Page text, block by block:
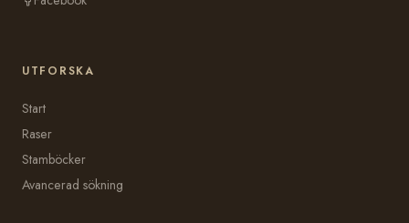
UTFORSKA
Start
Raser
Stamböcker
Avancerad sökning